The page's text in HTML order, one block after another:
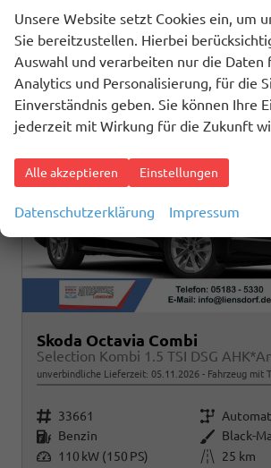
Skoda Octavia Combi
unverbindliche Lieferzeit: 05.11.2026 Fahrzeug mit
Fahrzeugnr. 33661 Getriebe
Kraftstoff Benzin Außenfarbe Black-
Leistung 110 kW (150 PS) Kilometerstand
25 km
Unsere Website setzt Cookies ein, um
Sie bereitzustellen. Hierbei
Auswahl und verarbeiten nur die Daten
Analytics und Personalisierung, für die
Einverständnis geben. Sie können Ihre
jederzeit mit Wirkung für die Zukunft
Alle akzeptieren Einstellungen
Datenschutzerklärung Impressum